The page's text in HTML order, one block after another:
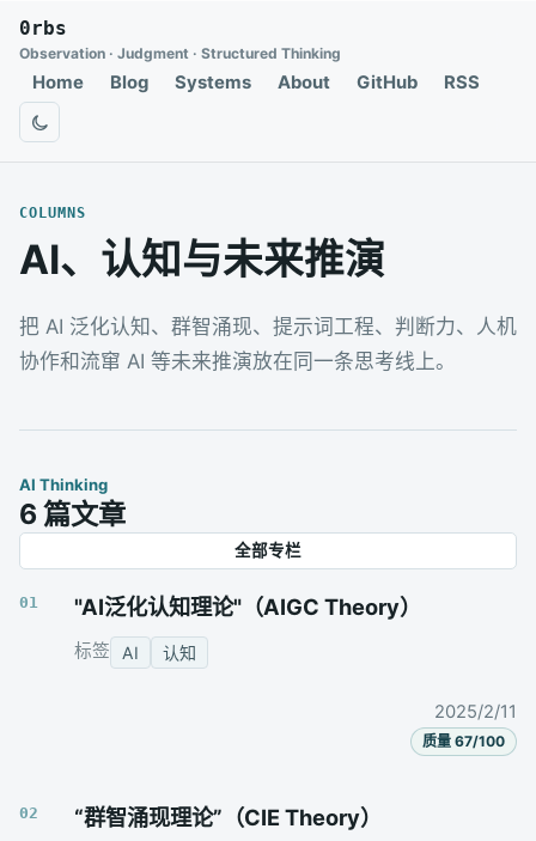
0rbs
Observation · Judgment · Structured Thinking
Home Blog Systems About GitHub RSS
切换为深色模式
COLUMNS
AI、认知与未来推演
把 AI 泛化认知、群智涌现、提示词工程、判断力、人机
协作和流窜 AI 等未来推演放在同一条思考线上。
AI Thinking
6 篇文章
全部专栏
01 "AI泛化认知理论"（AIGC Theory）
标签 AI 认知
2025/2/11
质量 67/100
02 “群智涌现理论”（CIE Theory）